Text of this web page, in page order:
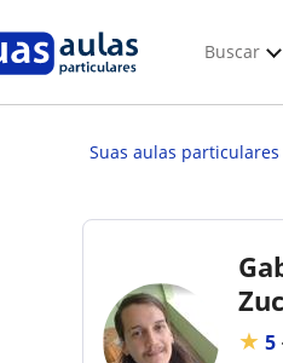
Buscar
Suas aulas particulares
★ 5 ·